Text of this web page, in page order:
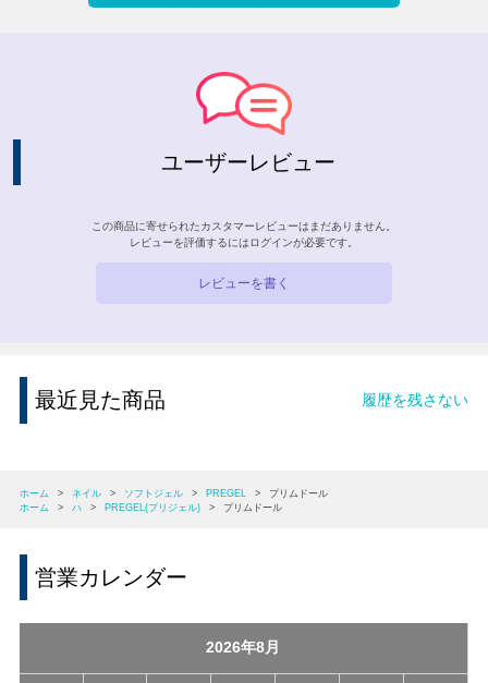
ユーザーレビュー
この商品に寄せられたカスタマーレビューはまだありません。
レビューを評価するには ログインが必要です。
レビューを書く
最近見た商品 履歴を残さない
ホーム > ネイル > ソフトジェル > PREGEL >
プリムドール
ホーム
> ハ > PREGEL(プリジェル) > プリムドール
営業カレンダー
2026年8月